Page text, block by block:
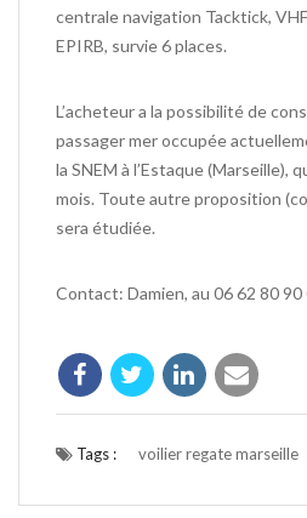
centrale navigation Tacktick,
EPIRB, survie 6 places.
L’acheteur a la possibilité de
passager mer occupée
la SNEM à l’Estaque (Marseille),
mois. Toute autre proposition
sera étudiée.
Contact: Damien, au 06 62 80 90
Tags : voilier regate marseille